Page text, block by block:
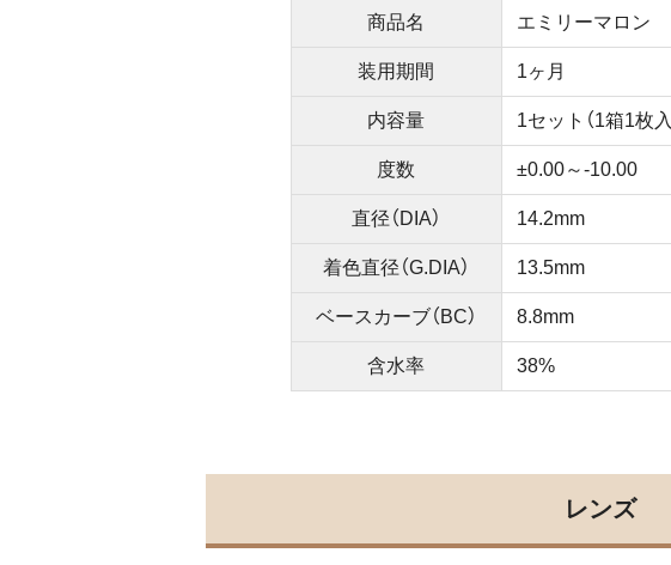
商品名 エミリーマロン
装用期間 1ヶ月
内容量 1セット（1箱1枚入
度数 ±0.00～-10.00
直径（DIA） 14.2mm
着色直径（G.DIA） 13.5mm
ベースカーブ（BC） 8.8mm
含水率 38%
レンズ